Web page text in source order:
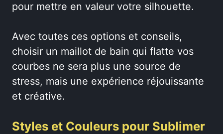
pour mettre en valeur votre silhouette.
Avec toutes ces options et conseils,
choisir un maillot de bain qui flatte vos
courbes ne sera plus une source de
stress, mais une expérience réjouissante
et créative.
Styles et Couleurs pour Sublimer